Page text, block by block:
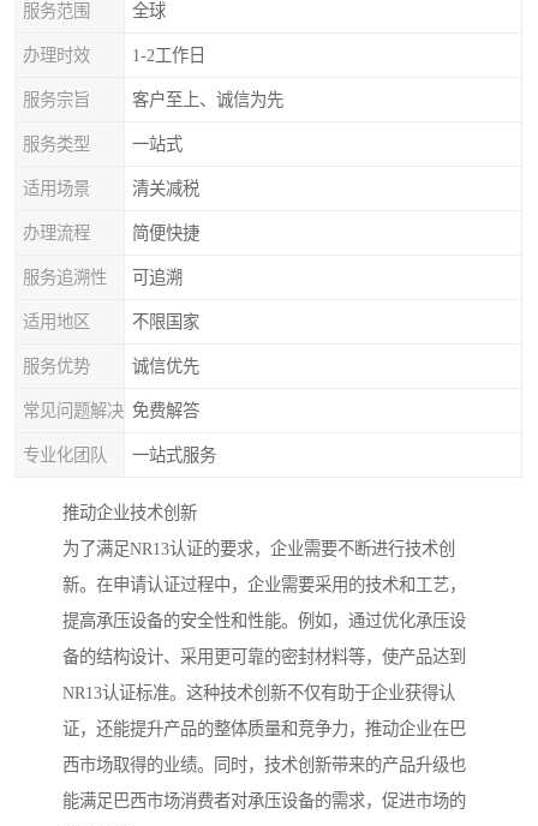
服务范围 全球
办理时效 1-2工作日
服务宗旨 客户至上、诚信为先
服务类型 一站式
适用场景 清关减税
办理流程 简便快捷
服务追溯性 可追溯
适用地区 不限国家
服务优势 诚信优先
常见问题解决 免费解答
专业化团队 一站式服务
推动企业技术创新
为了满足NR13认证的要求，企业需要不断进行技术创
新。在申请认证过程中，企业需要采用的技术和工艺，
提高承压设备的安全性和性能。例如，通过优化承压设
备的结构设计、采用更可靠的密封材料等，使产品达到
NR13认证标准。这种技术创新不仅有助于企业获得认
证，还能提升产品的整体质量和竞争力，推动企业在巴
西市场取得的业绩。同时，技术创新带来的产品升级也
能满足巴西市场消费者对承压设备的需求，促进市场的